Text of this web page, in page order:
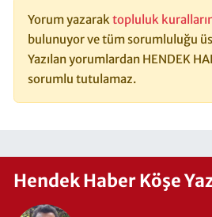
Yorum yazarak topluluk
bulunuyor ve tüm sorumluluğu
Yazılan yorumlardan HENDEK
sorumlu tutulamaz.
Hendek Haber Köşe